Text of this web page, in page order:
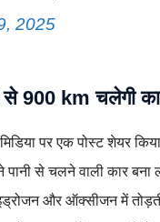
2025
से 900 km चलेगी
पर एक पोस्ट शेयर
ने पानी से चलने वाली कार
और ऑक्सीजन में